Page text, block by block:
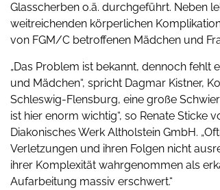
Glasscherben o.ä. durchgeführt. Neben
weitreichenden körperlichen
von FGM/C betroffenen Mädchen und
„Das Problem ist bekannt, dennoch
und Mädchen“, spricht Dagmar Kistner,
Schleswig-Flensburg, eine große
ist hier enorm wichtig“, so Renate Sticke
Diakonisches Werk Altholstein GmbH.
Verletzungen und ihren Folgen nicht
ihrer Komplexität wahrgenommen als
Aufarbeitung massiv erschwert.“